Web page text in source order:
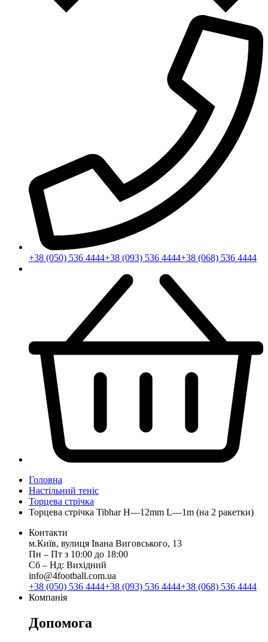
+38 (050) 536 4444+38 (093) 536 4444+38 (068) 536 4444
Головна
Настільний теніс
Торцева стрічка
Торцева стрічка Tibhar H—12mm L—1m (на 2 ракетки)
Контакти
м.Київ, вулиця Івана Виговського, 13
Пн ‒ Пт з 10:00 до 18:00
Сб ‒ Нд: Вихідний
info@4football.com.ua
+38 (050) 536 4444+38 (093) 536 4444+38 (068) 536 4444
Компанія
Допомога